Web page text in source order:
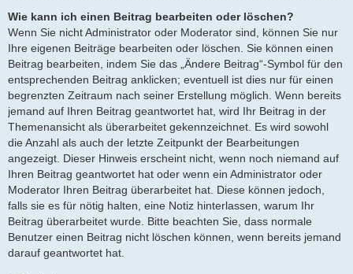
Wie kann ich einen Beitrag bearbeiten oder löschen?
Wenn Sie nicht Administrator oder Moderator sind, können Sie nur
Ihre eigenen Beiträge bearbeiten oder löschen. Sie können einen
Beitrag bearbeiten, indem Sie das „Ändere Beitrag“-Symbol für den
entsprechenden Beitrag anklicken; eventuell ist dies nur für einen
begrenzten Zeitraum nach seiner Erstellung möglich. Wenn bereits
jemand auf Ihren Beitrag geantwortet hat, wird Ihr Beitrag in der
Themenansicht als überarbeitet gekennzeichnet. Es wird sowohl
die Anzahl als auch der letzte Zeitpunkt der Bearbeitungen
angezeigt. Dieser Hinweis erscheint nicht, wenn noch niemand auf
Ihren Beitrag geantwortet hat oder wenn ein Administrator oder
Moderator Ihren Beitrag überarbeitet hat. Diese können jedoch,
falls sie es für nötig halten, eine Notiz hinterlassen, warum Ihr
Beitrag überarbeitet wurde. Bitte beachten Sie, dass normale
Benutzer einen Beitrag nicht löschen können, wenn bereits jemand
darauf geantwortet hat.